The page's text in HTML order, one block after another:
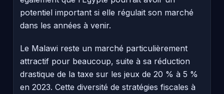
potentiel important si elle régulait son marché
dans les années à venir.
Le Malawi reste un marché particulièrement
attractif pour beaucoup, suite à sa réduction
drastique de la taxe sur les jeux de 20 % à 5 %
en 2023. Cette diversité de stratégies fiscales à